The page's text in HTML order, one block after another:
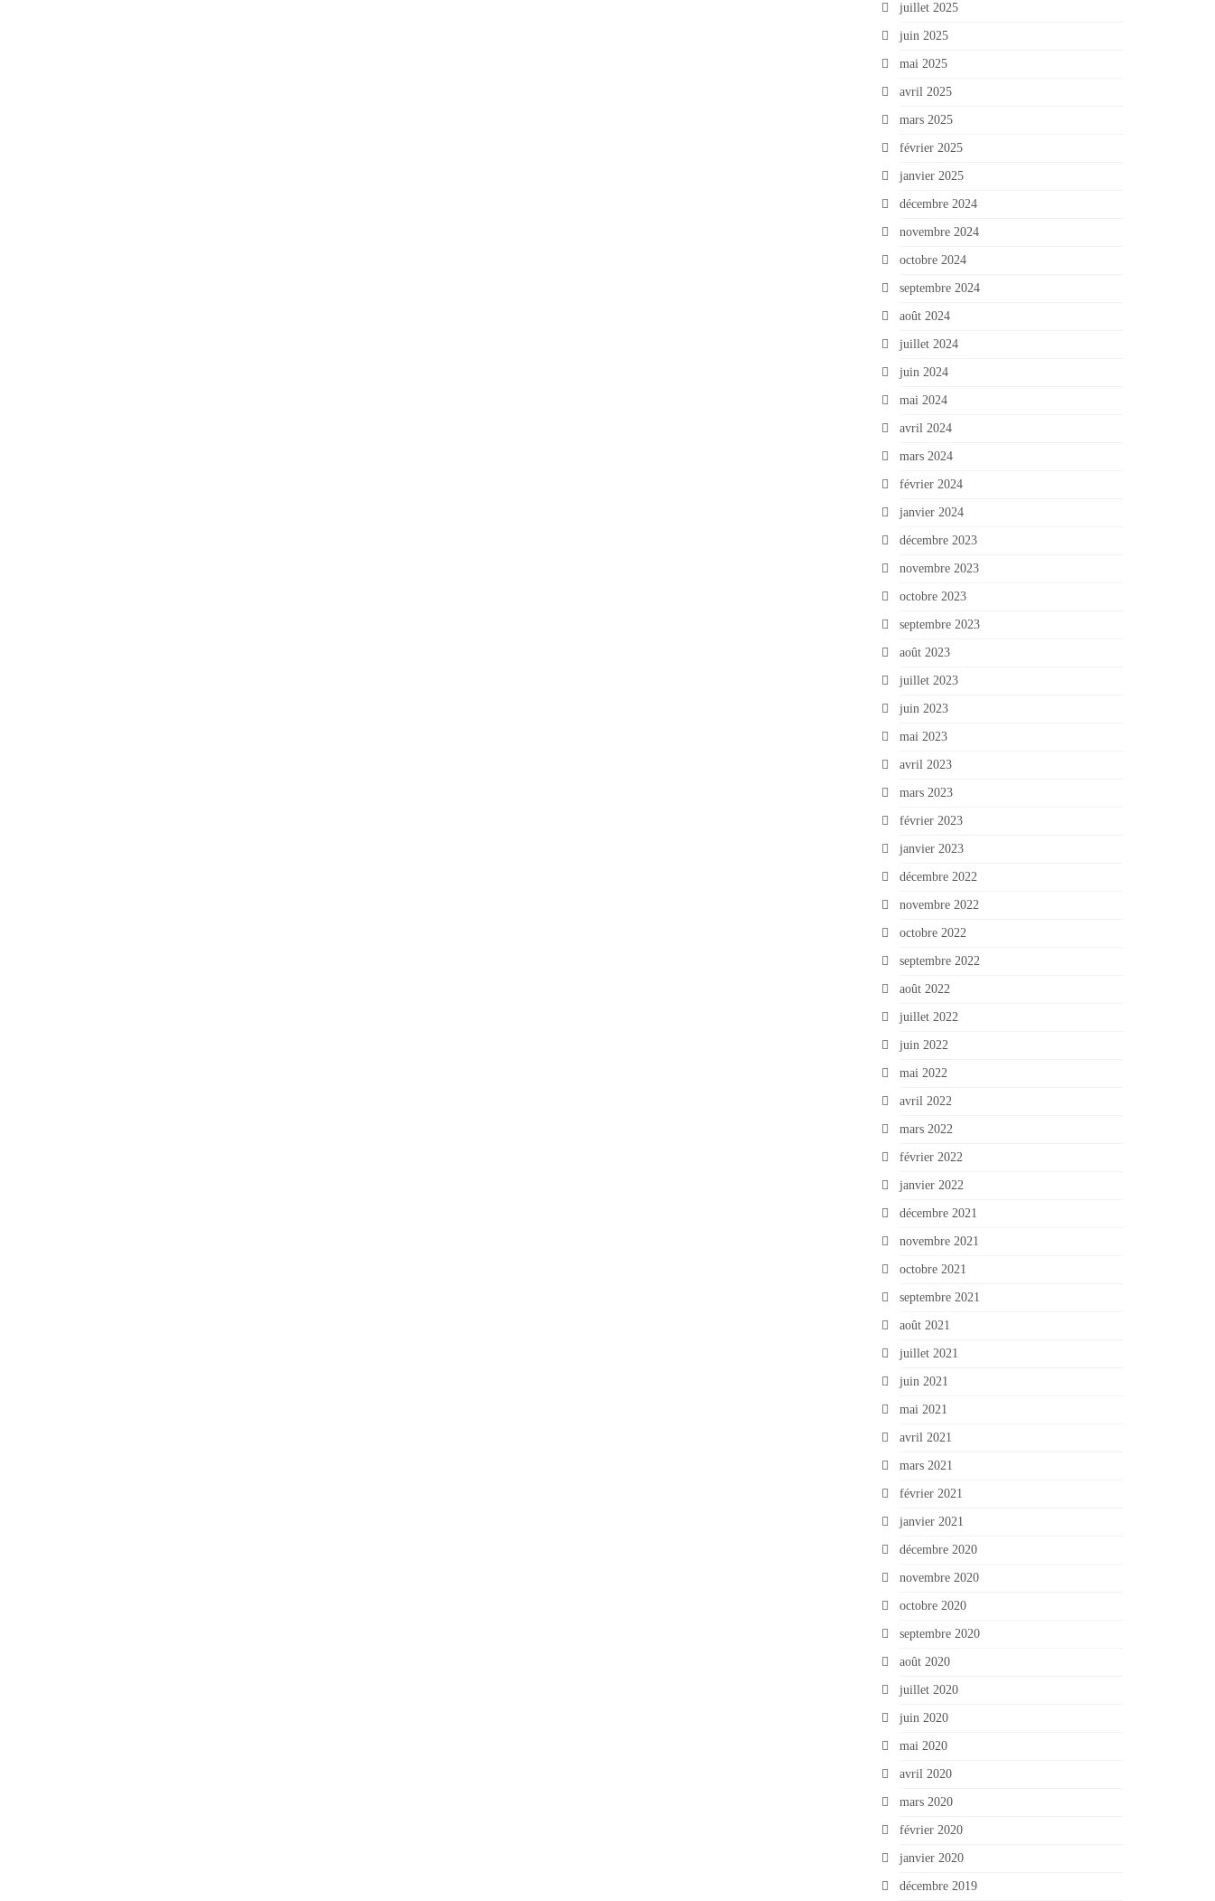
juillet 2025
juin 2025
mai 2025
avril 2025
mars 2025
février 2025
janvier 2025
décembre 2024
novembre 2024
octobre 2024
septembre 2024
août 2024
juillet 2024
juin 2024
mai 2024
avril 2024
mars 2024
février 2024
janvier 2024
décembre 2023
novembre 2023
octobre 2023
septembre 2023
août 2023
juillet 2023
juin 2023
mai 2023
avril 2023
mars 2023
février 2023
janvier 2023
décembre 2022
novembre 2022
octobre 2022
septembre 2022
août 2022
juillet 2022
juin 2022
mai 2022
avril 2022
mars 2022
février 2022
janvier 2022
décembre 2021
novembre 2021
octobre 2021
septembre 2021
août 2021
juillet 2021
juin 2021
mai 2021
avril 2021
mars 2021
février 2021
janvier 2021
décembre 2020
novembre 2020
octobre 2020
septembre 2020
août 2020
juillet 2020
juin 2020
mai 2020
avril 2020
mars 2020
février 2020
janvier 2020
décembre 2019